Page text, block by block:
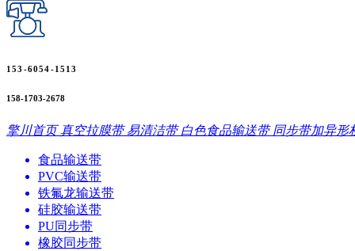
153-6054-1513
158-1703-2678
擎川首页 真空拉膜带 易清洁带 白色食品输送带 同步带加异形
食品输送带
PVC输送带
铁氟龙输送带
硅胶输送带
PU同步带
橡胶同步带